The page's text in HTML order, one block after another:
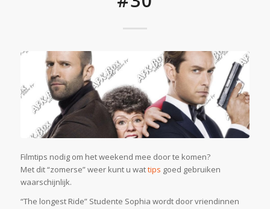
Filmtips nodig om het weekend mee door te komen?
Met dit “zomerse” weer kunt u wattips goed gebruiken
waarschijnlijk.
“The longest Ride” Studente Sophia wordt door vriendinnen